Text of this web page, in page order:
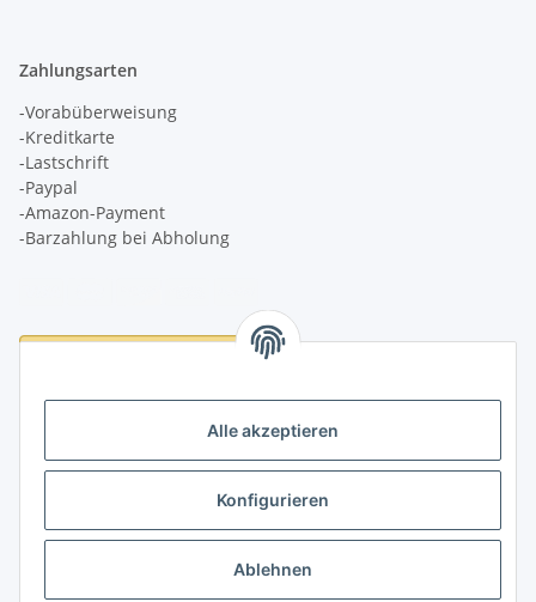
Alle akzeptieren
Konfigurieren
Ablehnen
Zahlungsarten
-Vorabüberweisung
-Kreditkarte
-Lastschrift
-Paypal
-Amazon-Payment
-Barzahlung bei Abholung
Logistikpartner
Informationen